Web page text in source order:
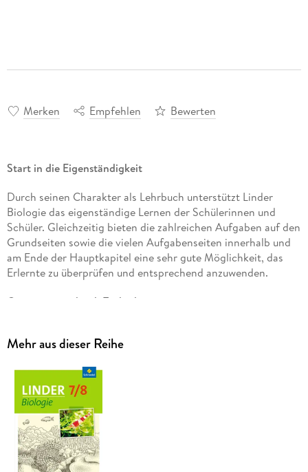
Merken Empfehlen Bewerten
Start in die Eigenständigkeit
Durch seinen Charakter als Lehrbuch unterstützt Linder
Biologie das eigenständige Lernen der Schülerinnen und
Schüler. Gleichzeitig bieten die zahlreichen Aufgaben auf den
Grundseiten sowie die vielen Aufgabenseiten innerhalb und
am Ende der Hauptkapitel eine sehr gute Möglichkeit, das
Erlernte zu überprüfen und entsprechend anzuwenden.
Orientierung durch Technik
einer schülerorientierten, anschaulichen und verständlichen
anhand von Beispielen sukzessive im Buch eingeführt und
erläutert.
Leichter Transfer garantiert
Bei der Entwicklung der Reihe stand der Erwerb der
prozessbezogenen Kompetenzen im Vordergrund. Die Inhalte
Mehr aus dieser Reihe